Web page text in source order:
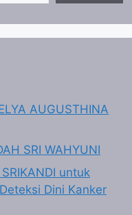
AUGUSTHINA
SRI WAHYUNI
untuk
Dini Kanker